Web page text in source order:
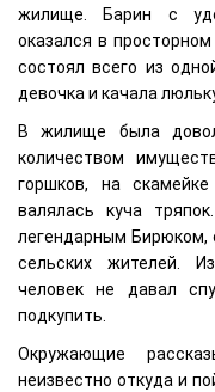
жилище. Барин с
оказался в
состоял всего из
девочка и качала
В жилище была
количеством
горшков, на
валялась куча
легендарным Бирюком,
сельских жителей.
человек не давал
подкупить.
Окружающие
неизвестно откуда и